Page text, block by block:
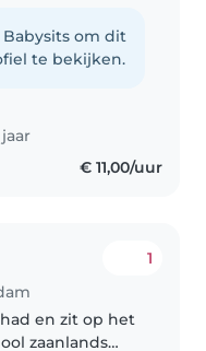
oppassen op
vier nichtjes,
om dit
te bekijken.
€ 11,00/uur
1
en zit op het
zaanlands